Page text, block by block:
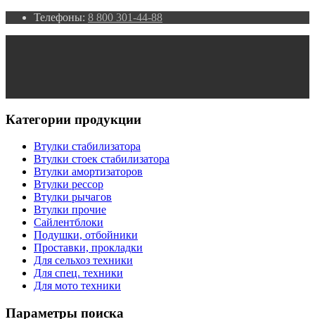
Телефоны: 8 800 301-44-88
Категории продукции
Втулки стабилизатора
Втулки стоек стабилизатора
Втулки амортизаторов
Втулки рессор
Втулки рычагов
Втулки прочие
Сайлентблоки
Подушки, отбойники
Проставки, прокладки
Для сельхоз техники
Для спец. техники
Для мото техники
Параметры поиска